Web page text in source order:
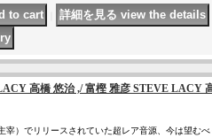
高橋 悠治 ,/ 富樫 雅彦 STEVE LACY
）でリリースされていた超レア音源、今は望む